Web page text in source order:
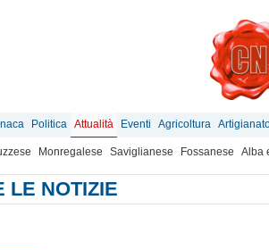
Politica Attualità Eventi Agricoltura
Monregalese Saviglianese Fossanese Alba
LE NOTIZIE